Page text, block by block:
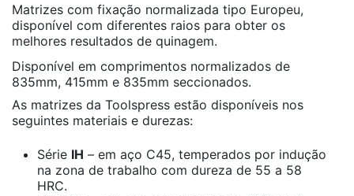
Matrizes com fixação normalizada tipo Europeu,
disponível com diferentes raios para obter os
melhores resultados de quinagem.
Disponível em comprimentos normalizados de
835mm, 415mm e 835mm seccionados.
As matrizes da Toolspress estão disponíveis nos
seguintes materiais e durezas:
Série IH – em aço C45, temperados por indução
na zona de trabalho com dureza de 55 a 58
HRC.